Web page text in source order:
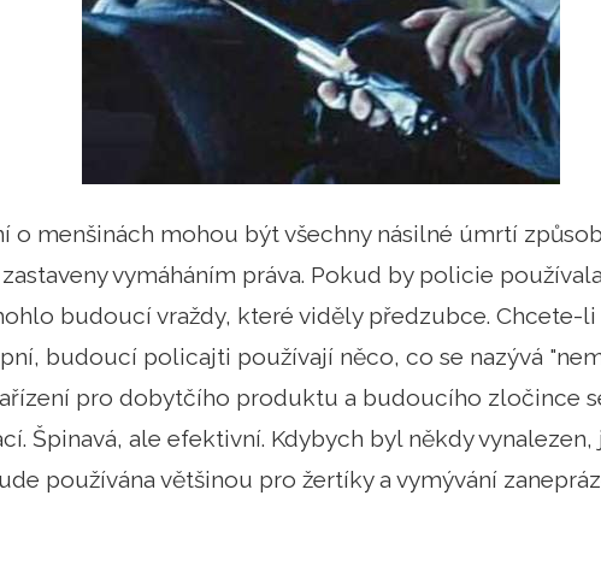
o menšinách mohou být všechny násilné úmrtí
vymáháním práva. Pokud by policie
budoucí vraždy, které viděly předzubce. Chcete-
budoucí policajti používají něco, co se nazývá
pro dobytčího produktu a budoucího zločince
Špinavá, ale efektivní. Kdybych byl někdy vynalezen,
používána většinou pro žertíky a vymývání